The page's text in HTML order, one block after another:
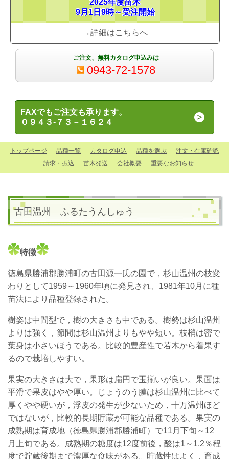
2025年度苗木
9月1日9時～受注開始
→詳細はこちらへ
ご注文、無料カタログ申込みは
0943-72-1578
FAXでもご注文も承ります。
０９４３-７３－１６２４
トップページ 品種一覧 カタログ申込 品種を選ぶ
注文・在庫確認
請求・振込
苗木発送 会社概要 重要なお知らせ
古田温州 ふるたうんしゅう
特徴
徳島県勝浦郡勝浦町の古田源一氏の園で，杉山温州の枝変
わりとして1959～1960年頃に発見され、1981年10月に種
苗法により品種登録された。
樹姿は中間型で，樹の大きさも中である。樹勢は杉山温州
よりは強く，節間は杉山温州よりもやや短い。枝梢は密で
葉身は小さいほうである。比較的豊産性で若木から着果す
るので栽培しやすい。
果実の大きさは大で，果形は扁円で玉揃いが良い。果面は
平滑で果皮はやや厚い。じょうのう膜は杉山温州に比べて
厚くやや硬いが，浮皮の発生が少ないため，十万温州ほど
ではないが，比較的長期貯蔵が可能な品種である。果実の
成熟期は育成地（徳島県勝浦郡勝浦町）で11月下旬～12
月上旬である。成熟期の糖度は12度前後，酸は1～1.2％程
度で貯蔵後期まで濃厚な食味がある。貯蔵性はよく，育成